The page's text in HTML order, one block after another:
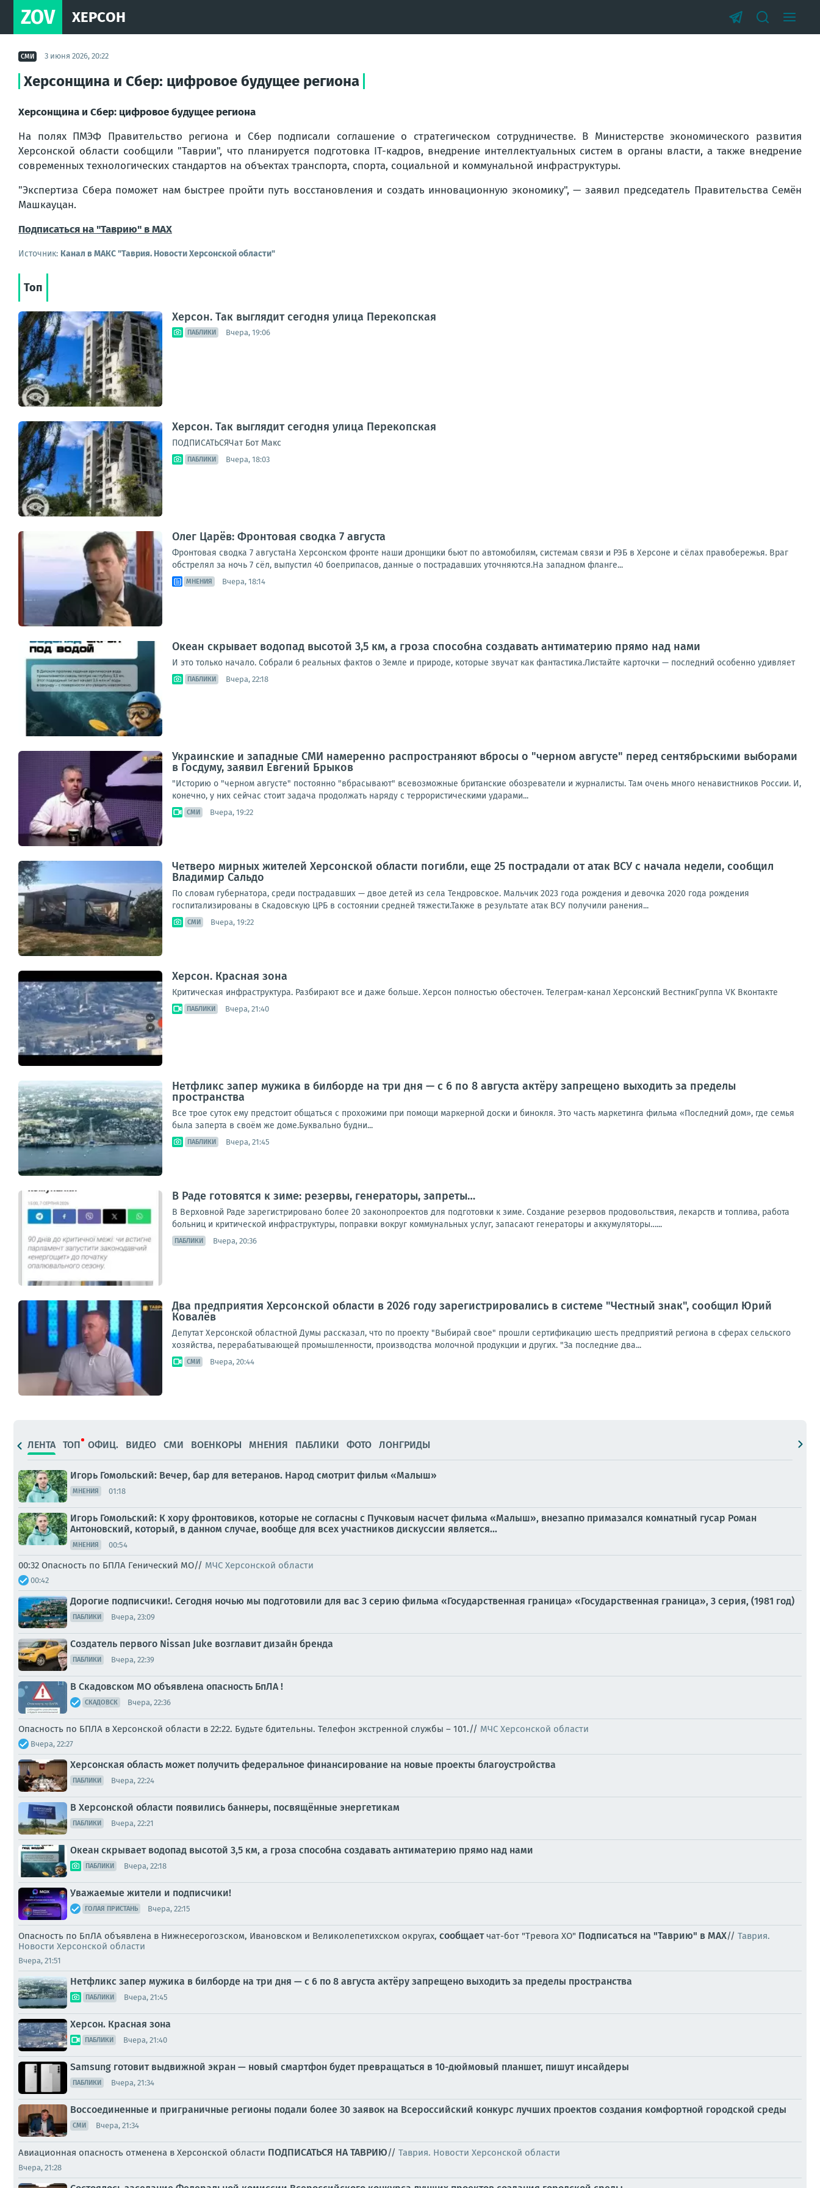
ZOV ХЕРСОН
СМИ 3 июня 2026, 20:22
Херсонщина и Сбер: цифровое будущее региона
Херсонщина и Сбер: цифровое будущее региона
На полях ПМЭФ Правительство региона и Сбер подписали соглашение о стратегическом сотрудничестве. В Министерстве экономического развития
Херсонской области сообщили "Таврии", что планируется подготовка IT-кадров, внедрение интеллектуальных систем в органы власти, а также внедрение
современных технологических стандартов на объектах транспорта, спорта, социальной и коммунальной инфраструктуры.
"Экспертиза Сбера поможет нам быстрее пройти путь восстановления и создать инновационную экономику", — заявил председатель Правительства Семён
Машкауцан.
Подписаться на "Таврию" в MAX
Источник: Канал в МАКС "Таврия. Новости Херсонской области"
Топ
Херсон. Так выглядит сегодня улица Перекопская
ПАБЛИКИ Вчера, 19:06
Херсон. Так выглядит сегодня улица Перекопская
ПОДПИСАТЬСЯЧат Бот Макс
ПАБЛИКИ Вчера, 18:03
Олег Царёв: Фронтовая сводка 7 августа
Фронтовая сводка 7 августаНа Херсонском фронте наши дронщики бьют по автомобилям, системам связи и РЭБ в Херсоне и сёлах правобережья. Враг
обстрелял за ночь 7 сёл, выпустил 40 боеприпасов, данные о пострадавших уточняются.На западном фланге...
МНЕНИЯ Вчера, 18:14
Океан скрывает водопад высотой 3,5 км, а гроза способна создавать антиматерию прямо над нами
И это только начало. Собрали 6 реальных фактов о Земле и природе, которые звучат как фантастика.Листайте карточки — последний особенно удивляет
ПАБЛИКИ Вчера, 22:18
Украинские и западные СМИ намеренно распространяют вбросы о "черном августе" перед сентябрьскими выборами
в Госдуму, заявил Евгений Брыков
"Историю о "черном августе" постоянно "вбрасывают" всевозможные британские обозреватели и журналисты. Там очень много ненавистников России. И,
конечно, у них сейчас стоит задача продолжать наряду с террористическими ударами...
СМИ Вчера, 19:22
Четверо мирных жителей Херсонской области погибли, еще 25 пострадали от атак ВСУ с начала недели, сообщил
Владимир Сальдо
По словам губернатора, среди пострадавших — двое детей из села Тендровское. Мальчик 2023 года рождения и девочка 2020 года рождения
госпитализированы в Скадовскую ЦРБ в состоянии средней тяжести.Также в результате атак ВСУ получили ранения...
СМИ Вчера, 19:22
Херсон. Красная зона
Критическая инфраструктура. Разбирают все и даже больше. Херсон полностью обесточен. Телеграм-канал Херсонский ВестникГруппа VK Вконтакте
ПАБЛИКИ Вчера, 21:40
Нетфликс запер мужика в билборде на три дня — с 6 по 8 августа актёру запрещено выходить за пределы
пространства
Все трое суток ему предстоит общаться с прохожими при помощи маркерной доски и бинокля. Это часть маркетинга фильма «Последний дом», где семья
была заперта в своём же доме.Буквально будни...
ПАБЛИКИ Вчера, 21:45
В Раде готовятся к зиме: резервы, генераторы, запреты…
В Верховной Раде зарегистрировано более 20 законопроектов для подготовки к зиме. Создание резервов продовольствия, лекарств и топлива, работа
больниц и критической инфраструктуры, поправки вокруг коммунальных услуг, запасают генераторы и аккумуляторы…...
ПАБЛИКИ Вчера, 20:36
Два предприятия Херсонской области в 2026 году зарегистрировались в системе "Честный знак", сообщил Юрий
Ковалёв
Депутат Херсонской областной Думы рассказал, что по проекту "Выбирай свое" прошли сертификацию шесть предприятий региона в сферах сельского
хозяйства, перерабатывающей промышленности, производства молочной продукции и других. "За последние два...
СМИ Вчера, 20:44
ЛЕНТА ТОП ОФИЦ. ВИДЕО СМИ ВОЕНКОРЫ МНЕНИЯ ПАБЛИКИ ФОТО ЛОНГРИДЫ
Игорь Гомольский: Вечер, бар для ветеранов. Народ смотрит фильм «Малыш»
МНЕНИЯ 01:18
Игорь Гомольский: К хору фронтовиков, которые не согласны с Пучковым насчет фильма «Малыш», внезапно примазался комнатный гусар Роман
Антоновский, который, в данном случае, вообще для всех участников дискуссии является...
МНЕНИЯ 00:54
00:32 Опасность по БПЛА Генический МО// МЧС Херсонской области
00:42
Дорогие подписчики!. Сегодня ночью мы подготовили для вас 3 серию фильма «Государственная граница» «Государственная граница», 3 серия, (1981 год)
ПАБЛИКИ Вчера, 23:09
Создатель первого Nissan Juke возглавит дизайн бренда
ПАБЛИКИ Вчера, 22:39
В Скадовском МО объявлена опасность БпЛА !
СКАДОВСК Вчера, 22:36
Опасность по БПЛА в Херсонской области в 22:22. Будьте бдительны. Телефон экстренной службы – 101.// МЧС Херсонской области
Вчера, 22:27
Херсонская область может получить федеральное финансирование на новые проекты благоустройства
ПАБЛИКИ Вчера, 22:24
В Херсонской области появились баннеры, посвящённые энергетикам
ПАБЛИКИ Вчера, 22:21
Океан скрывает водопад высотой 3,5 км, а гроза способна создавать антиматерию прямо над нами
ПАБЛИКИ Вчера, 22:18
Уважаемые жители и подписчики!
ГОЛАЯ ПРИСТАНЬ Вчера, 22:15
Опасность по БпЛА объявлена в Нижнесерогозском, Ивановском и Великолепетихском округах, сообщаетчат-бот "Тревога ХО" Подписаться на "Таврию" в MAX// Таврия.
Новости Херсонской области
Вчера, 21:51
Нетфликс запер мужика в билборде на три дня — с 6 по 8 августа актёру запрещено выходить за пределы пространства
ПАБЛИКИ Вчера, 21:45
Херсон. Красная зона
ПАБЛИКИ Вчера, 21:40
Samsung готовит выдвижной экран — новый смартфон будет превращаться в 10-дюймовый планшет, пишут инсайдеры
ПАБЛИКИ Вчера, 21:34
Воссоединенные и приграничные регионы подали более 30 заявок на Всероссийский конкурс лучших проектов создания комфортной городской среды
СМИ Вчера, 21:34
Авиационная опасность отменена в Херсонской области ПОДПИСАТЬСЯ НА ТАВРИЮ// Таврия. Новости Херсонской области
Вчера, 21:28